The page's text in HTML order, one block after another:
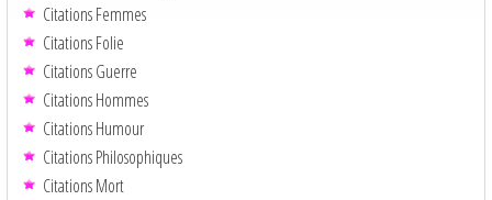
Citations Femmes
Citations Folie
Citations Guerre
Citations Hommes
Citations Humour
Citations Philosophiques
Citations Mort